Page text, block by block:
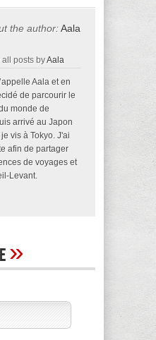
the author:Aala
all posts byAala
Aala et en
de parcourir le
monde de
arrivé au Japon
vis à Tokyo. J'ai
afin de partager
de voyages et
Levant.
»